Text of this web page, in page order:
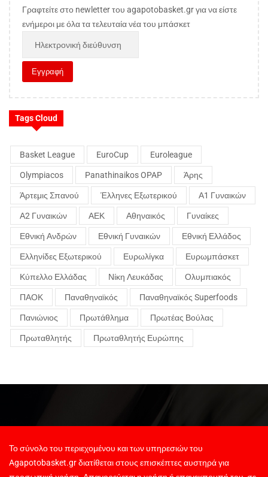
Γραφτείτε στο newletter του agapotobasket.gr για να είστε
ενήμεροι με όλα τα τελευταία νέα του μπάσκετ
Tags Cloud
Basket League EuroCup Euroleague
Olympiacos Panathinaikos OPAP Άρης
Άρτεμις Σπανού Έλληνες Εξωτερικού Α1 Γυναικών
Α2 Γυναικών ΑΕΚ Αθηναικός Γυναίκες
Εθνική Ανδρών Εθνική Γυναικών Εθνική Ελλάδος
Ελληνίδες Εξωτερικού Ευρωλίγκα Ευρωμπάσκετ
Κύπελλο Ελλάδας Νίκη Λευκάδας Ολυμπιακός
ΠΑΟΚ Παναθηναϊκός Παναθηναϊκός Superfoods
Πανιώνιος Πρωτάθλημα Πρωτέας Βούλας
Πρωταθλητής Πρωταθλητής Ευρώπης
Το σύνολο του περιεχομένου και των υπηρεσιών του
Agapotobasket.gr διατίθεται στους επισκέπτες αυστηρά για